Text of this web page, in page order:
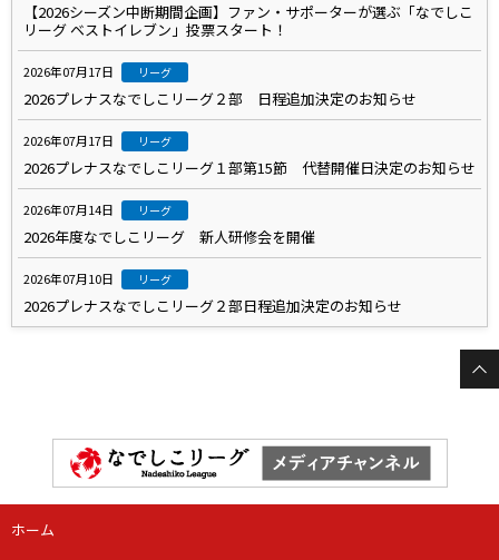
【2026シーズン中断期間企画】ファン・サポーターが選ぶ「なでしこ
リーグ ベストイレブン」投票スタート！
2026年07月17日 リーグ
2026プレナスなでしこリーグ２部 日程追加決定のお知らせ
2026年07月17日 リーグ
2026プレナスなでしこリーグ１部第15節 代替開催日決定のお知らせ
2026年07月14日 リーグ
2026年度なでしこリーグ 新人研修会を開催
2026年07月10日 リーグ
2026プレナスなでしこリーグ２部日程追加決定のお知らせ
ホーム